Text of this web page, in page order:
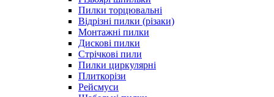
Пилки торцювальні
Відрізні пилки (різаки)
Монтажні пилки
Дискові пилки
Стрічкові пили
Пилки циркулярні
Плиткорізи
Рейсмуси